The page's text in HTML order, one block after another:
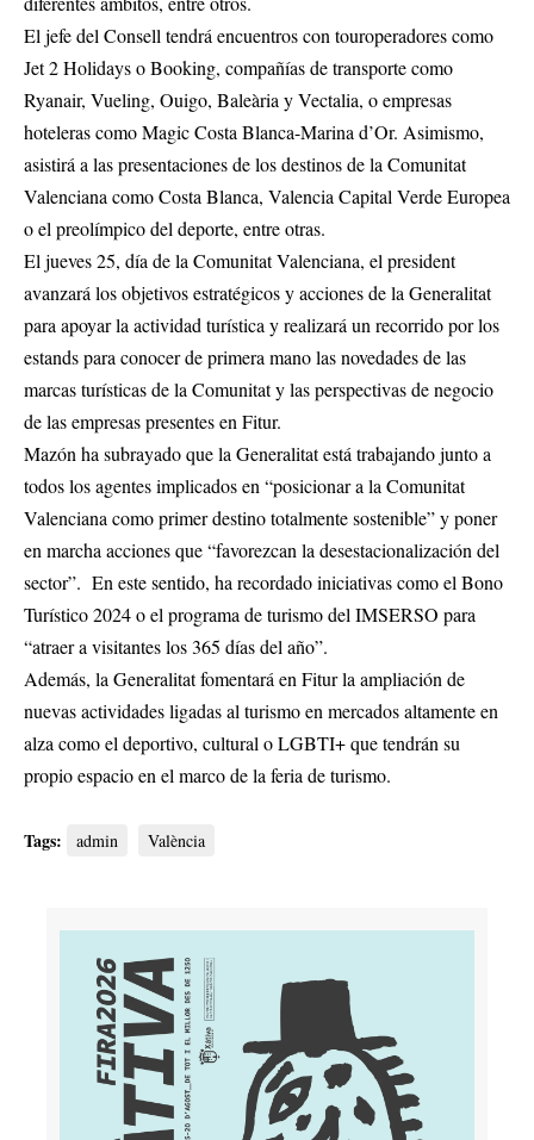
El jefe del Consell tendrá encuentros con touroperadores como
Jet 2 Holidays o Booking, compañías de transporte como
Ryanair, Vueling, Ouigo, Baleària y Vectalia, o empresas
hoteleras como Magic Costa Blanca-Marina d’Or. Asimismo,
asistirá a las presentaciones de los destinos de la Comunitat
Valenciana como Costa Blanca, Valencia Capital Verde Europea
o el preolímpico del deporte, entre otras.
El jueves 25, día de la Comunitat Valenciana, el president
avanzará los objetivos estratégicos y acciones de la Generalitat
para apoyar la actividad turística y realizará un recorrido por los
estands para conocer de primera mano las novedades de las
marcas turísticas de la Comunitat y las perspectivas de negocio
de las empresas presentes en Fitur.
Mazón ha subrayado que la Generalitat está trabajando junto a
todos los agentes implicados en “posicionar a la Comunitat
Valenciana como primer destino totalmente sostenible” y poner
en marcha acciones que “favorezcan la desestacionalización del
sector”. En este sentido, ha recordado iniciativas como el Bono
Turístico 2024 o el programa de turismo del IMSERSO para
“atraer a visitantes los 365 días del año”.
Además, la Generalitat fomentará en Fitur la ampliación de
nuevas actividades ligadas al turismo en mercados altamente en
alza como el deportivo, cultural o LGBTI+ que tendrán su
propio espacio en el marco de la feria de turismo.
Tags: admin València